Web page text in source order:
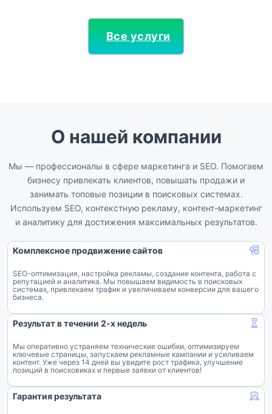
Все услуги
О нашей компании
Мы — профессионалы в сфере маркетинга и SEO. Помогаем
бизнесу привлекать клиентов, повышать продажи и
занимать топовые позиции в поисковых системах.
Используем SEO, контекстную рекламу, контент-маркетинг
и аналитику для достижения максимальных результатов.
Комплексное продвижение сайтов
SEO-оптимизация, настройка рекламы, создание контента, работа с
репутацией и аналитика. Мы повышаем видимость в поисковых
системах, привлекаем трафик и увеличиваем конверсии для вашего
бизнеса.
Результат в течении 2-х недель
Мы оперативно устраняем технические ошибки, оптимизируем
ключевые страницы, запускаем рекламные кампании и усиливаем
контент. Уже через 14 дней вы увидите рост трафика, улучшение
позиций в поисковиках и первые заявки от клиентов!
Гарантия результата